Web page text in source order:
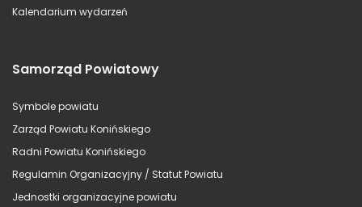
Kalendarium wydarzeń
Samorząd Powiatowy
Symbole powiatu
Zarząd Powiatu Konińskiego
Radni Powiatu Konińskiego
Regulamin Organizacyjny / Statut Powiatu
Jednostki organizacyjne powiatu